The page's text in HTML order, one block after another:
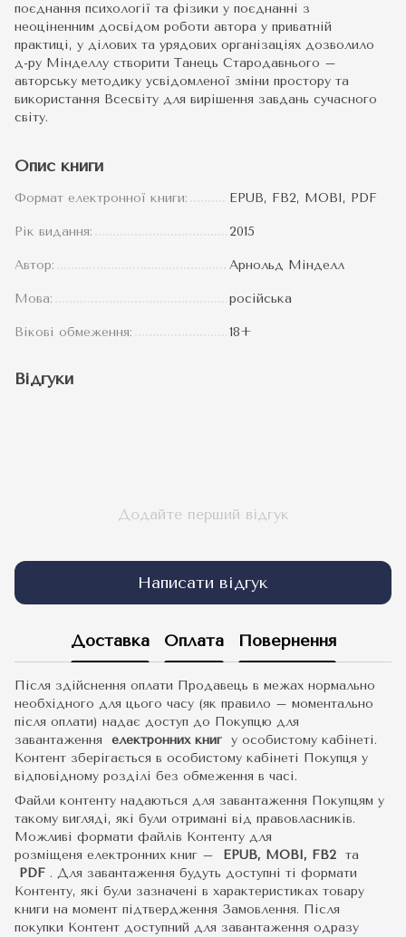
поєднання психології та фізики у поєднанні з
неоціненним досвідом роботи автора у приватній
практиці, у ділових та урядових організаціях дозволило
д-ру Мінделлу створити Танець Стародавнього –
авторську методику усвідомленої зміни простору та
використання Всесвіту для вирішення завдань сучасного
світу.
Опис книги
Формат електронної книги: EPUB, FB2, MOBI, PDF
Рік видання: 2015
Автор: Арнольд Мінделл
Мова: російська
Вікові обмеження: 18+
Відгуки
Додайте перший відгук
Написати відгук
Доставка Оплата Повернення
Після здійснення оплати Продавець в межах нормально
необхідного для цього часу (як правило – моментально
після оплати) надає доступ до Покупцю для
завантаження електронних книг у особистому кабінеті.
Контент зберігається в особистому кабінеті Покупця у
відповідному розділі без обмеження в часі.
Файли контенту надаються для завантаження Покупцям у
такому вигляді, які були отримані від правовласників.
Можливі формати файлів Контенту для
розміщеня електронних книг –
EPUB, MOBI, FB2 та
PDF . Для завантаження будуть доступні ті формати
Контенту, які були зазначені в характеристиках товару
книги на момент підтвердження Замовлення. Після
покупки Контент доступний для завантаження одразу